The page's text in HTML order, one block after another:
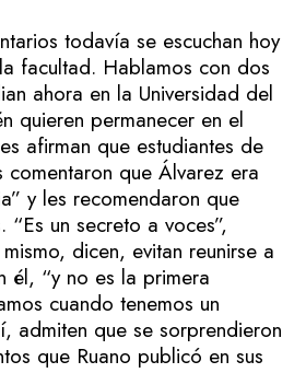
todavía se escuchan hoy
facultad. Hablamos con dos
ahora en la Universidad del
quieren permanecer en el
afirman que estudiantes de
comentaron que Álvarez era
y les recomendaron que
“Es un secreto a voces”,
dicen, evitan reunirse a
él, “y no es la primera
cuando tenemos un
admiten que se sorprendieron
que Ruano publicó en sus